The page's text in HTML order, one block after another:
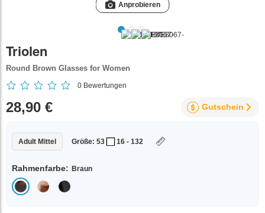
Anprobieren
Triolen
Round Brown Glasses for Women
0 Bewertungen
28,90 € Gutschein
Adult Mittel Größe: 53 16 - 132
Rahmenfarbe: Braun